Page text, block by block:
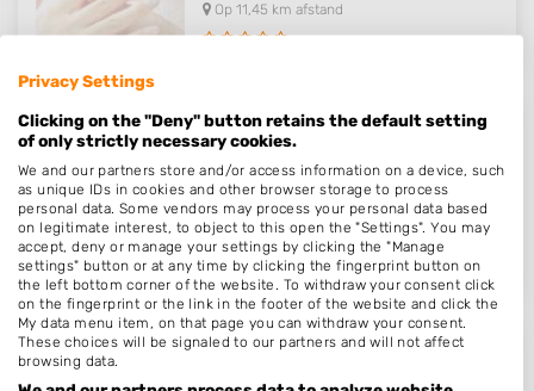
Op 11,45 km afstand
Namizi
Villa Waterranonkel 315
5146AS Waalwijk
Op 12,01 km afstand
Privacy Settings
Clicking on the "Deny" button retains the default setting
of only strictly necessary cookies.
We and our partners store and/or access information on a device, such
as unique IDs in cookies and other browser storage to process
personal data. Some vendors may process your personal data based
on legitimate interest, to object to this open the "Settings". You may
accept, deny or manage your settings by clicking the "Manage
settings" button or at any time by clicking the fingerprint button on
the left bottom corner of the website. To withdraw your consent click
on the fingerprint or the link in the footer of the website and click the
My data menu item, on that page you can withdraw your consent.
These choices will be signaled to our partners and will not affect
browsing data.